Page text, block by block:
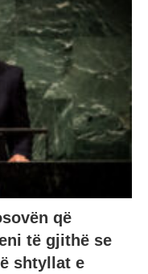
që
të gjithë se
shtyllat e